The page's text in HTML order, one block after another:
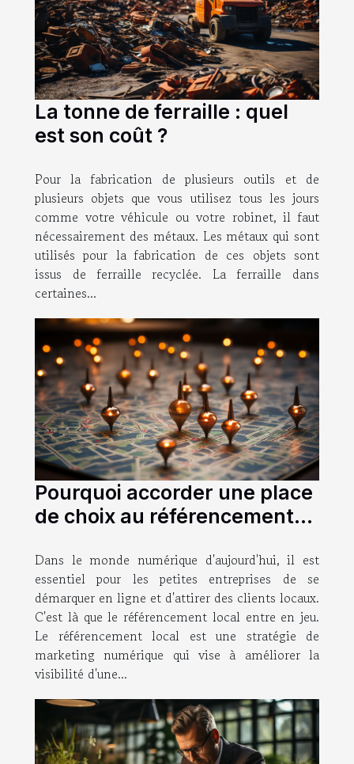
La tonne de ferraille : quel
est son coût ?
Pour la fabrication de plusieurs outils et de
plusieurs objets que vous utilisez tous les jours
comme votre véhicule ou votre robinet, il faut
nécessairement des métaux. Les métaux qui sont
utilisés pour la fabrication de ces objets sont
issus de ferraille recyclée. La ferraille dans
certaines...
Pourquoi accorder une place
de choix au référencement
Dans le monde numérique d'aujourd'hui, il est
essentiel pour les petites entreprises de se
démarquer en ligne et d'attirer des clients locaux.
C'est là que le référencement local entre en jeu.
Le référencement local est une stratégie de
marketing numérique qui vise à améliorer la
visibilité d'une...